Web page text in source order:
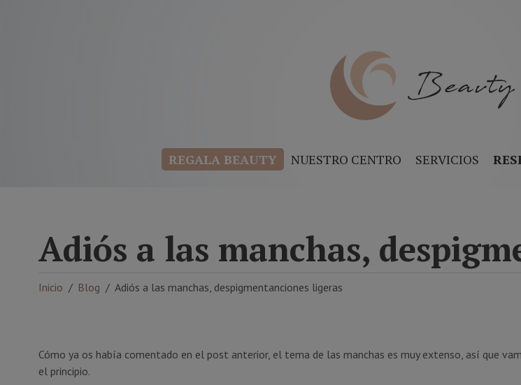
REGALA BEAUTY NUESTRO CENTRO SERVICIOS
Adiós a las manchas,
Inicio Blog Adiós a las manchas, despigmentanciones ligeras
Cómo ya os había comentado en el post anterior, el tema de las manchas es muy extenso, así que
el principio.